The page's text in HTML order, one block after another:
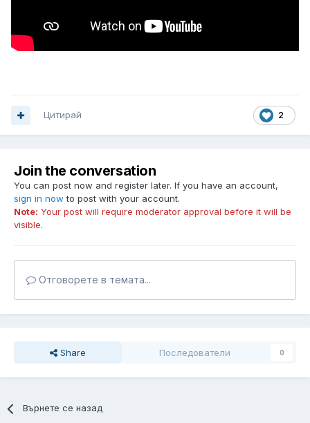
2
Цитирай
Join the conversation
You can post now and register later. If you have an account,
sign in now to post with your account.
Note: Your post will require moderator approval before it will be
visible.
Отговорете в темата...
Share Последователи 0
Върнете се назад